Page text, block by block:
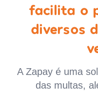
facilita o
diversos
A Zapay é uma
das multas,